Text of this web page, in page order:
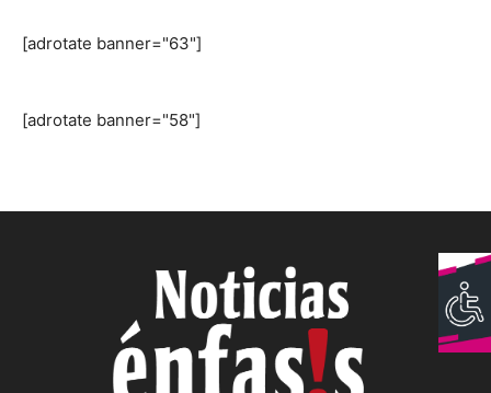
[adrotate banner="63"]
[adrotate banner="58"]